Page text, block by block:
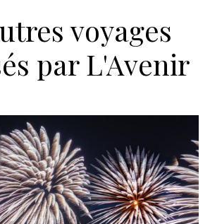
voyages
par L'Avenir